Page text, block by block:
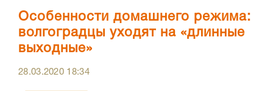
Особенности домашнего режима:
волгоградцы уходят на «длинные
выходные»
28.03.2020 18:34